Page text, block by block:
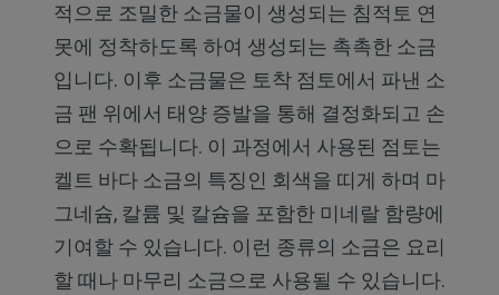
적으로 조밀한 소금물이 생성되는 침적토 연
못에 정착하도록 하여 생성되는 촉촉한 소금
입니다. 이후 소금물은 토착 점토에서 파낸 소
금 팬 위에서 태양 증발을 통해 결정화되고 손
으로 수확됩니다. 이 과정에서 사용된 점토는
켈트 바다 소금의 특징인 회색을 띠게 하며 마
그네슘, 칼륨 및 칼슘을 포함한 미네랄 함량에
기여할 수 있습니다. 이런 종류의 소금은 요리
할 때나 마무리 소금으로 사용될 수 있습니다.